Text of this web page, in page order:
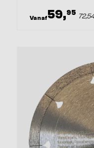
Vanaf59,95